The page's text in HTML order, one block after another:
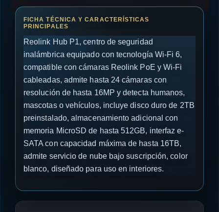
Reolink Hub P1, centro de seguridad
inalámbrica equipado con tecnología Wi-Fi 6,
compatible con cámaras Reolink PoE y Wi-Fi
cableadas, admite hasta 24 cámaras con
resolución de hasta 16MP y detecta humanos,
mascotas o vehículos, incluye disco duro de 2TB
preinstalado, almacenamiento adicional con
memoria MicroSD de hasta 512GB, interfaz e-
SATA con capacidad máxima de hasta 16TB,
admite servicio de nube bajo suscripción, color
blanco, diseñado para uso en interiores.